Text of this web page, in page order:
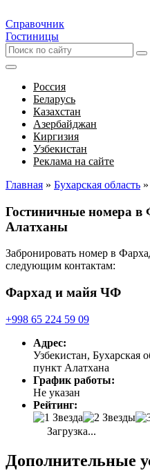
Справочник
Гостиницы
Россия
Беларусь
Казахстан
Азербайджан
Киргизия
Узбекистан
Реклама на сайте
Главная » Бухарская область »
Гостиничные номера
Алатханы
Забронировать номер в
следующим контактам:
Фархад и майя ЧФ
+998 65 224 59 09
Адрес:
Узбекистан, Бухарская
пункт Алатхана
График работы:
Не указан
Рейтинг:
Загрузка...
Дополнительные